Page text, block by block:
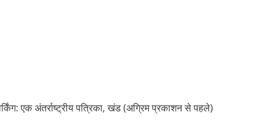
एक अंतर्राष्ट्रीय पत्रिका, खंड (अग्रिम प्रकाशन से पहले)